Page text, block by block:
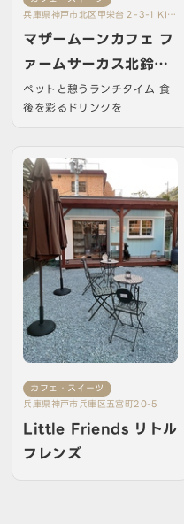
兵庫県神戸市北区甲栄台２-3-1 KIT
ASUZU HAUS 1階
マザームーンカフェ フ
ァームサーカス北鈴蘭
台店
ペットと憩うランチタイム 食
後を彩るドリンクを
カフェ・スイーツ
兵庫県神戸市兵庫区五宮町20-5
Little Friends リトル
フレンズ